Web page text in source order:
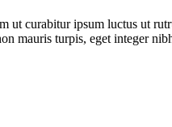
ut curabitur ipsum luctus ut
mauris turpis, eget integer